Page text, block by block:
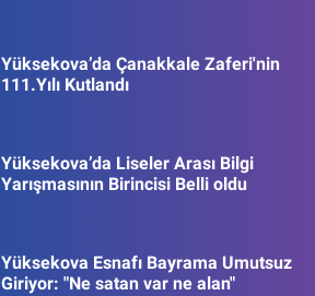
Yüksekova’da Çanakkale Zaferi'nin
111.Yılı Kutlandı
Yüksekova’da Liseler Arası Bilgi
Yarışmasının Birincisi Belli oldu
Yüksekova Esnafı Bayrama Umutsuz
Giriyor: "Ne satan var ne alan"